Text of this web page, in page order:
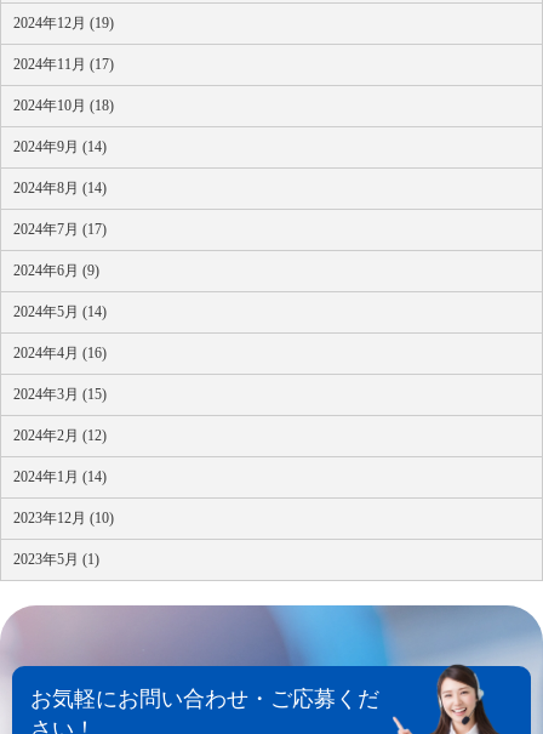
2024年12月 (19)
2024年11月 (17)
2024年10月 (18)
2024年9月 (14)
2024年8月 (14)
2024年7月 (17)
2024年6月 (9)
2024年5月 (14)
2024年4月 (16)
2024年3月 (15)
2024年2月 (12)
2024年1月 (14)
2023年12月 (10)
2023年5月 (1)
お気軽にお問い合わせ・ご応募くだ
さい！